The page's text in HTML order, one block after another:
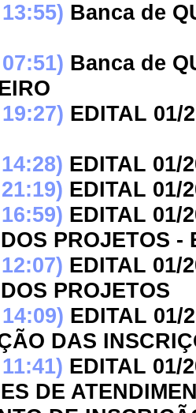
Banca de
Banca de
EDITAL 01/
EDITAL 01/
EDITAL 01/
EDITAL 01/
PROJETOS -
EDITAL 01/
PROJETOS
EDITAL 01/
DAS
EDITAL 01/
DE